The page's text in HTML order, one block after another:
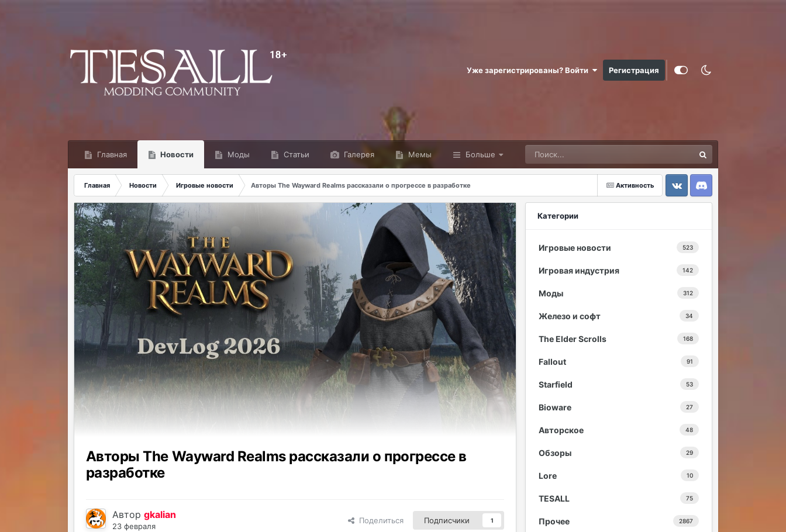
Уже зарегистрированы? Войти Регистрация
Главная Новости Моды Статьи Галерея Мемы Больше
Активность
Главная Новости Игровые новости
Авторы The Wayward Realms рассказали о прогрессе в разработке
VK
Discord
Авторы The Wayward Realms рассказали о прогрессе в
разработке
Автор gkalian
23 февраля
Поделиться Подписчики 1
Категории
523
Игровые новости
142
Игровая индустрия
312
Моды
34
Железо и софт
168
The Elder Scrolls
91
Fallout
53
Starfield
27
Bioware
48
Авторское
29
Обзоры
10
Lore
75
TESALL
2867
Прочее